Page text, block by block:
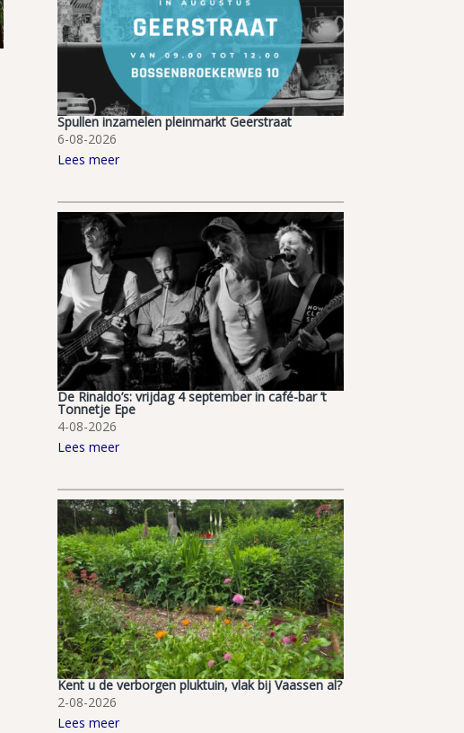
Spullen inzamelen pleinmarkt Geerstraat
6-08-2026
Lees meer
De Rinaldo’s: vrijdag 4 september in café-bar ’t
Tonnetje Epe
4-08-2026
Lees meer
Kent u de verborgen pluktuin, vlak bij Vaassen al?
2-08-2026
Lees meer